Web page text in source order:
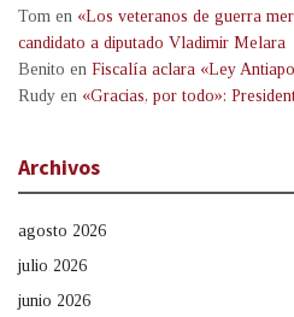
Tom en «Los veteranos de guerra
candidato a diputado Vladimir Melara
Benito en Fiscalía aclara «Ley
Rudy en «Gracias, por todo»:
Archivos
agosto 2026
julio 2026
junio 2026